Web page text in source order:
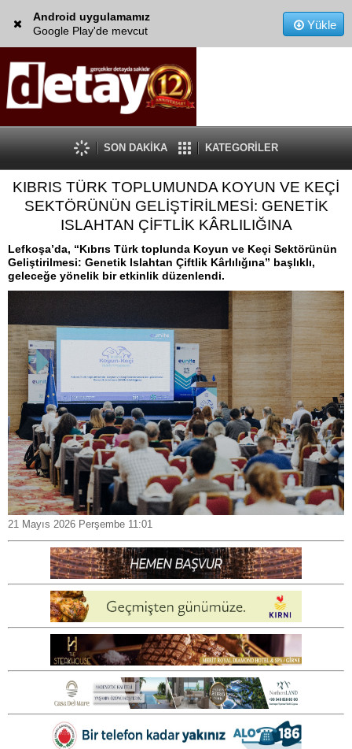
Android uygulamamız
Google Play'de mevcut
Yükle
SON DAKİKA KATEGORİLER
KIBRIS TÜRK TOPLUMUNDA KOYUN VE KEÇİ
SEKTÖRÜNÜN GELİŞTİRİLMESİ: GENETİK
ISLAHTAN ÇİFTLİK KÂRLILIĞINA
Lefkoşa’da, “Kıbrıs Türk toplunda Koyun ve Keçi Sektörünün
Geliştirilmesi: Genetik Islahtan Çiftlik Kârlılığına” başlıklı,
geleceğe yönelik bir etkinlik düzenlendi.
21 Mayıs 2026 Perşembe 11:01